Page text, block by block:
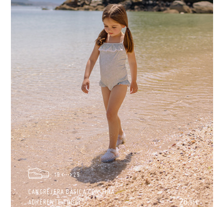
19 29
CANGREJERA BÁSICA CON TIRA
ADHERENTE TOBBY
26,95€